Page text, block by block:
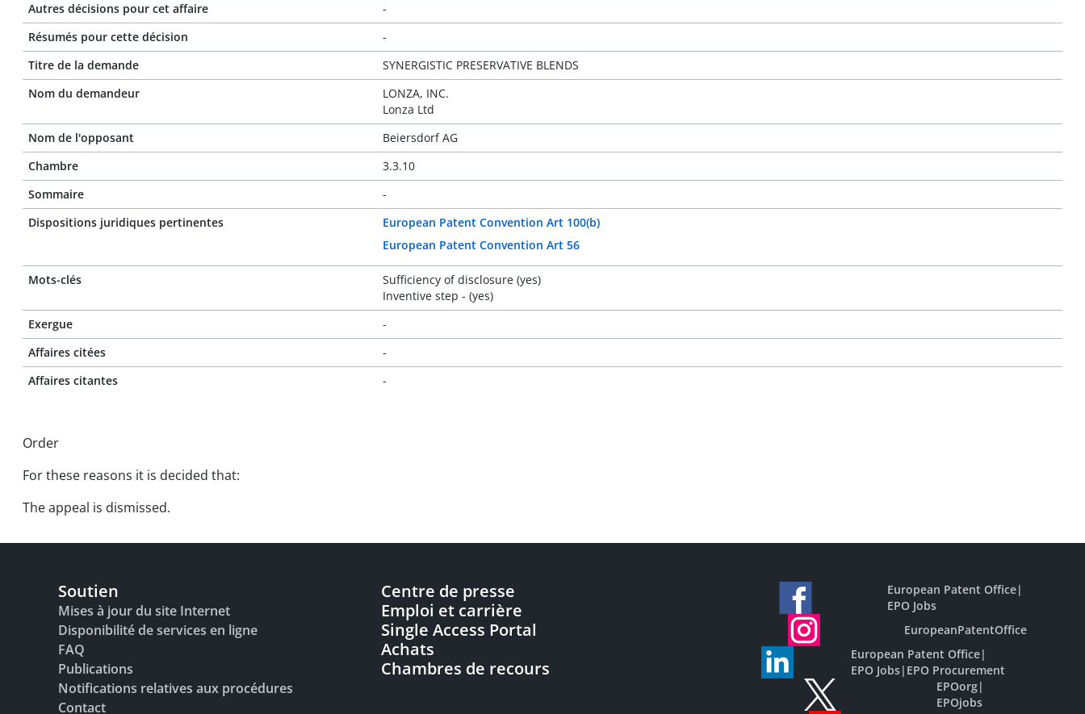
Autres décisions pour cet affaire
-
Résumés pour cette décision
-
Titre de la demande
SYNERGISTIC PRESERVATIVE BLENDS
Nom du demandeur
LONZA, INC.
Lonza Ltd
Nom de l'opposant
Beiersdorf AG
Chambre
3.3.10
Sommaire
-
Dispositions juridiques pertinentes
European Patent Convention Art 100(b)
European Patent Convention Art 56
Mots-clés
Sufficiency of disclosure (yes)
Inventive step - (yes)
Exergue
-
Affaires citées
-
Affaires citantes
-
Order
For these reasons it is decided that:
The appeal is dismissed.
Soutien
Mises à jour du site Internet
Disponibilité de services en ligne
FAQ
Publications
Notifications relatives aux procédures
Contact
Centre de presse
Emploi et carrière
Single Access Portal
Achats
Chambres de recours
European Patent Office|
EPO Jobs
EuropeanPatentOffice
European Patent Office|
EPO Jobs| EPO Procurement
EPOorg|
EPOjobs